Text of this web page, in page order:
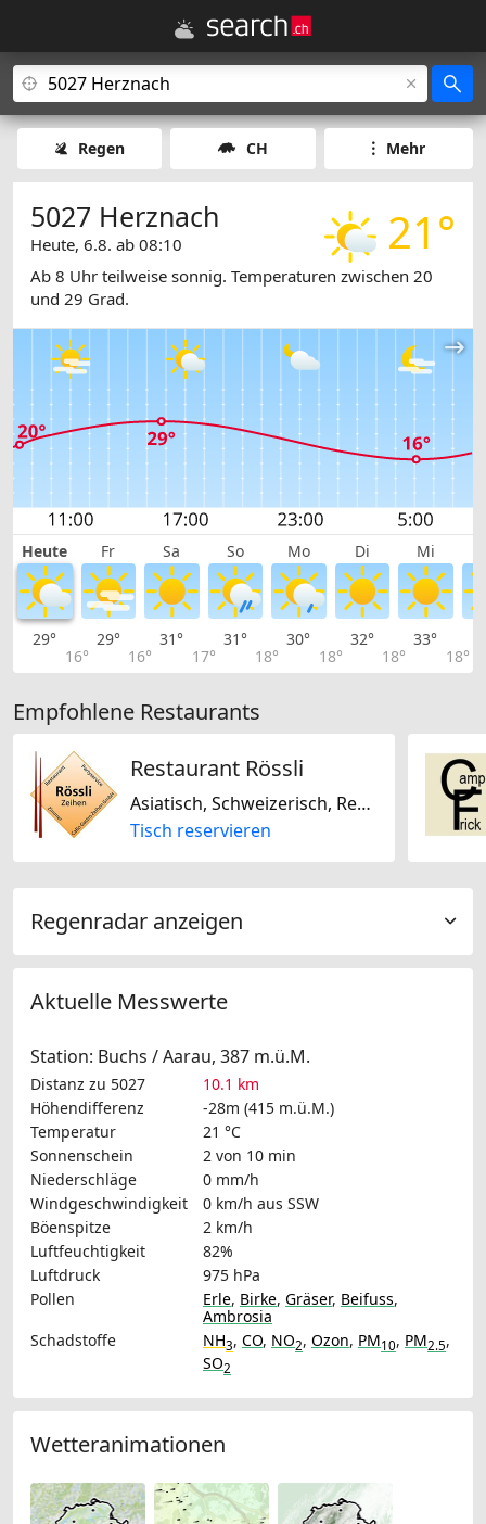
Regen CH Mehr
21°
5027 Herznach
Heute, 6.8. ab 08:10
Ab 8 Uhr teilweise sonnig. Temperaturen zwischen 20
und 29 Grad.
Heute Fr Sa So Mo Di Mi
29°
16°
29°
16°
31°
17°
31°
18°
30°
18°
32°
18°
33°
18°
Empfohlene Restaurants
Restaurant Rössli
Asiatisch, Schweizerisch, Regional, Saisonal, Niederländisch / Holländisch
Tisch reservieren
Regenradar anzeigen
Aktuelle Messwerte
Station: Buchs / Aarau, 387 m.ü.M.
Distanz zu 5027
10.1 km
Höhendifferenz
-28m (415 m.ü.M.)
Temperatur
21 °C
Sonnenschein
2 von 10 min
Niederschläge
0 mm/h
Windgeschwindigkeit
0 km/h aus SSW
Böenspitze
2 km/h
Luftfeuchtigkeit
82%
Luftdruck
975 hPa
Pollen
Erle, Birke, Gräser, Beifuss,
Ambrosia
Schadstoffe
NH3, CO, NO2, Ozon, PM10, PM2.5,
SO2
Wetteranimationen